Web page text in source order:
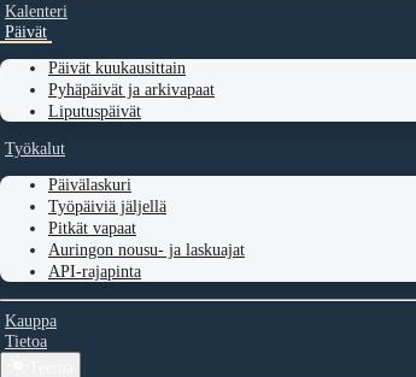
Kalenteri
Päivät
Päivät kuukausittain
Pyhäpäivät ja arkivapaat
Liputuspäivät
Työkalut
Päivälaskuri
Työpäiviä jäljellä
Pitkät vapaat
Auringon nousu- ja laskuajat
API-rajapinta
Kauppa
Tietoa